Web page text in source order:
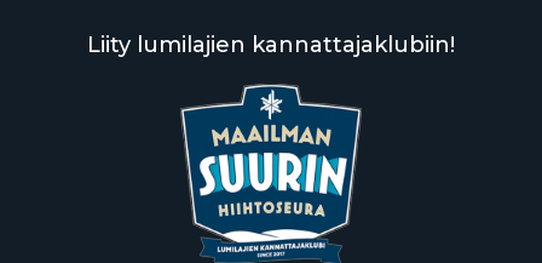
Liity lumilajien kannattajaklubiin!